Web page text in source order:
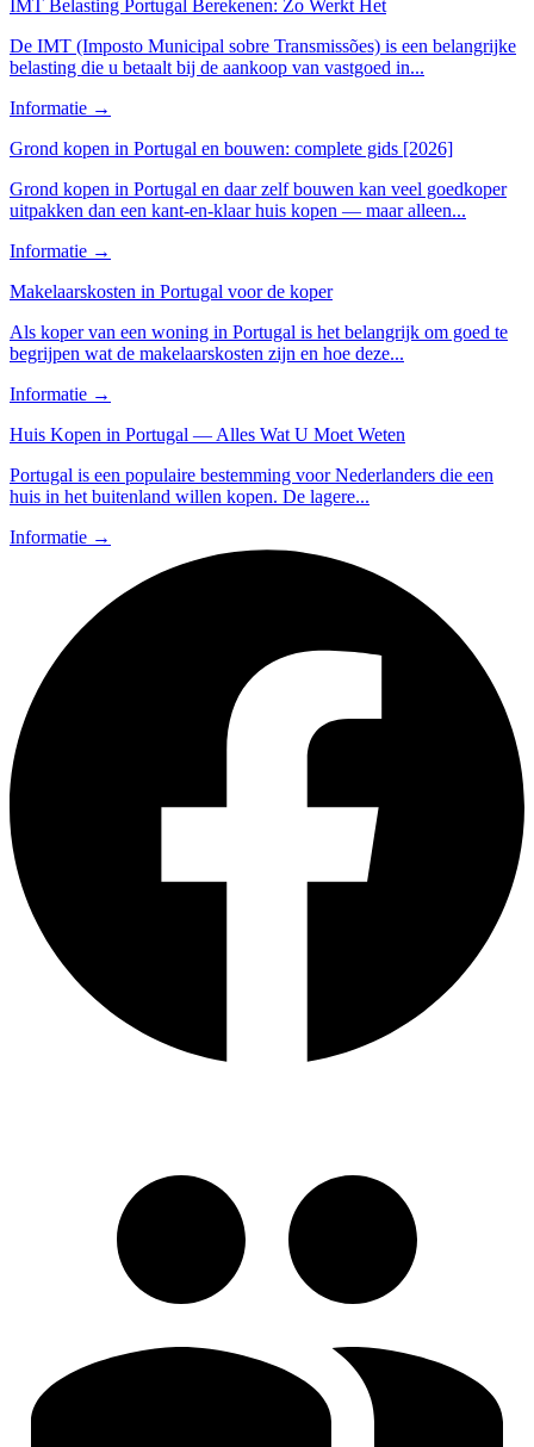
IMT Belasting Portugal Berekenen: Zo Werkt Het
De IMT (Imposto Municipal sobre Transmissões) is een belangrijke
belasting die u betaalt bij de aankoop van vastgoed in...
Informatie →
Grond kopen in Portugal en bouwen: complete gids [2026]
Grond kopen in Portugal en daar zelf bouwen kan veel goedkoper
uitpakken dan een kant-en-klaar huis kopen — maar alleen...
Informatie →
Makelaarskosten in Portugal voor de koper
Als koper van een woning in Portugal is het belangrijk om goed te
begrijpen wat de makelaarskosten zijn en hoe deze...
Informatie →
Huis Kopen in Portugal — Alles Wat U Moet Weten
Portugal is een populaire bestemming voor Nederlanders die een
huis in het buitenland willen kopen. De lagere...
Informatie →